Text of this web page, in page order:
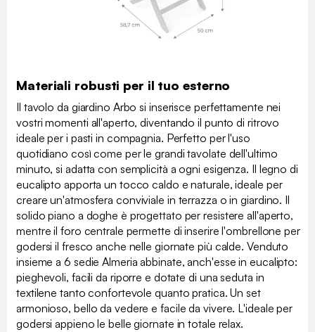
Materiali robusti per il tuo esterno
Il tavolo da giardino Arbo si inserisce perfettamente nei
vostri momenti all'aperto, diventando il punto di ritrovo
ideale per i pasti in compagnia. Perfetto per l'uso
quotidiano così come per le grandi tavolate dell'ultimo
minuto, si adatta con semplicità a ogni esigenza. Il legno di
eucalipto apporta un tocco caldo e naturale, ideale per
creare un'atmosfera conviviale in terrazza o in giardino. Il
solido piano a doghe è progettato per resistere all'aperto,
mentre il foro centrale permette di inserire l'ombrellone per
godersi il fresco anche nelle giornate più calde. Venduto
insieme a 6 sedie Almeria abbinate, anch'esse in eucalipto:
pieghevoli, facili da riporre e dotate di una seduta in
textilene tanto confortevole quanto pratica. Un set
armonioso, bello da vedere e facile da vivere. L'ideale per
godersi appieno le belle giornate in totale relax.